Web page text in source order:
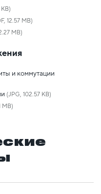
12.57 MB)
MB)
и коммутации
(JPG, 102.57 KB)
MB)